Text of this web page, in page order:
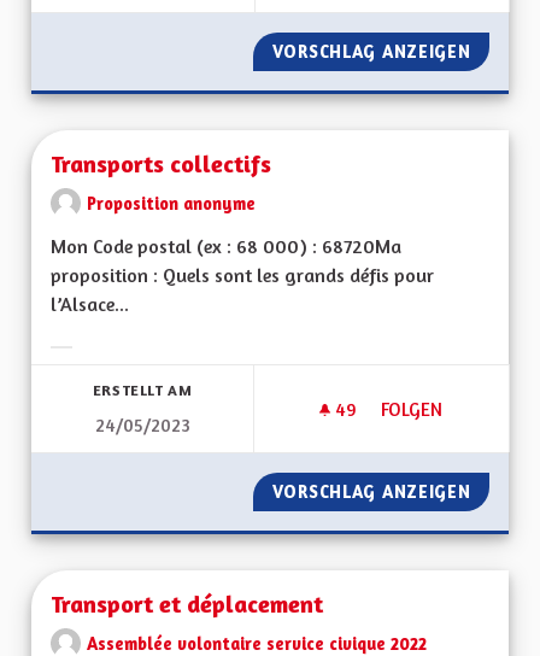
VORSCHLAG ANZEIGEN
Transports collectifs
Proposition anonyme
Mon Code postal (ex : 68 000) : 68720Ma
proposition : Quels sont les grands défis pour
l’Alsace...
ERSTELLT AM
24/05/2023
49 49 FOLLOWER
FOLGEN
TRANSPORTS
VORSCHLAG ANZEIGEN
Transport et déplacement
Assemblée volontaire service civique 2022